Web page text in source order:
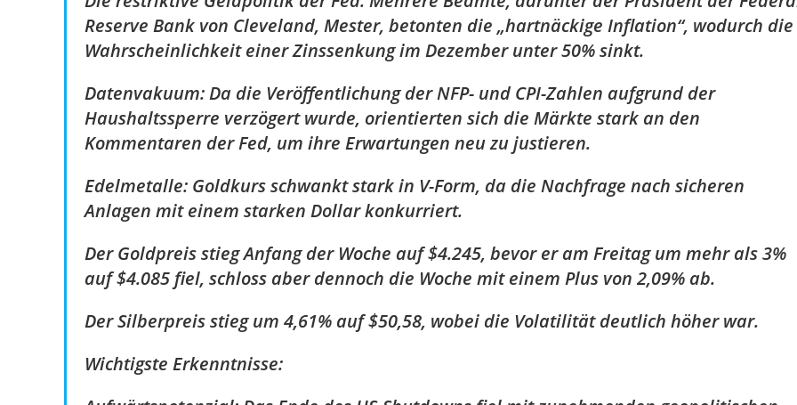
Reserve Bank von Cleveland, Mester, betonten die „hartnäckige Inflation“, wodurch die
Wahrscheinlichkeit einer Zinssenkung im Dezember unter 50% sinkt.
Datenvakuum: Da die Veröffentlichung der NFP- und CPI-Zahlen aufgrund der
Haushaltssperre verzögert wurde, orientierten sich die Märkte stark an den
Kommentaren der Fed, um ihre Erwartungen neu zu justieren.
Edelmetalle: Goldkurs schwankt stark in V-Form, da die Nachfrage nach sicheren
Anlagen mit einem starken Dollar konkurriert.
Der Goldpreis stieg Anfang der Woche auf $4.245, bevor er am Freitag um mehr als 3%
auf $4.085 fiel, schloss aber dennoch die Woche mit einem Plus von 2,09% ab.
Der Silberpreis stieg um 4,61% auf $50,58, wobei die Volatilität deutlich höher war.
Wichtigste Erkenntnisse: